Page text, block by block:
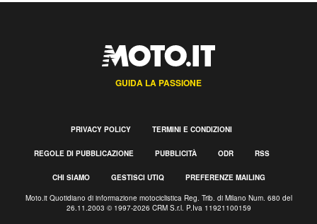
GUIDA LA PASSIONE
PRIVACY POLICY TERMINI E CONDIZIONI
REGOLE DI PUBBLICAZIONE PUBBLICITÀ ODR RSS
CHI SIAMO GESTISCI UTIQ PREFERENZE MAILING
Moto.it Quotidiano di informazione motociclistica Reg. Trib. di Milano Num. 680 del
26.11.2003 © 1997-2026 CRM S.r.l. P.Iva 11921100159